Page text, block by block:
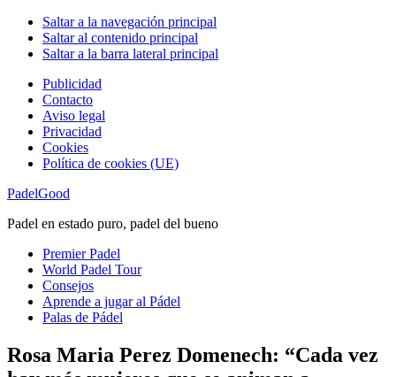
Saltar a la navegación principal
Saltar al contenido principal
Saltar a la barra lateral principal
Publicidad
Contacto
Aviso legal
Privacidad
Cookies
Política de cookies (UE)
PadelGood
Padel en estado puro, padel del bueno
Premier Padel
World Padel Tour
Consejos
Aprende a jugar al Pádel
Palas de Pádel
Rosa Maria Perez Domenech: “Cada vez